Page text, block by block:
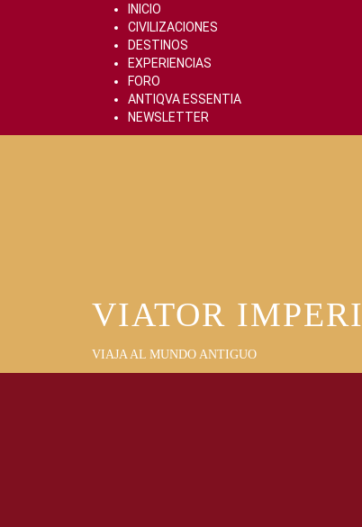
INICIO
CIVILIZACIONES
DESTINOS
EXPERIENCIAS
FORO
ANTIQVA ESSENTIA
NEWSLETTER
VIATOR IMPERI
VIAJA AL MUNDO ANTIGUO